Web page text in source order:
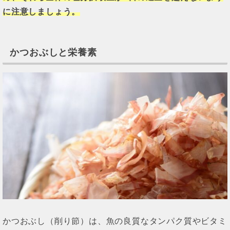
に注意しましょう。
かつおぶしと栄養素
かつおぶし（削り節）は、魚の良質なタンパク質やビタミ